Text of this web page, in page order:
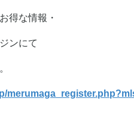
得な情報・
ンにて